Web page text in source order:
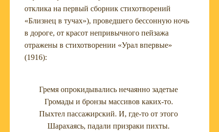
отклика на первый сборник стихотворений
«Близнец в тучах»), проведшего бессонную ночь
в дороге, от красот непривычного пейзажа
отражены в стихотворении «Урал впервые»
(1916):
Гремя опрокидывались нечаянно задетые
Громады и бронзы массивов каких-то.
Пыхтел пассажирский. И, где-то от этого
Шарахаясь, падали призраки пихты.